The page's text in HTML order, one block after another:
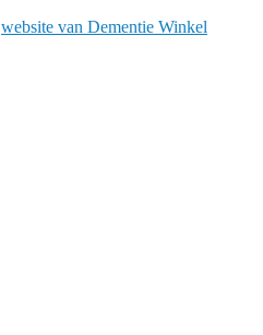
website van Dementie Winkel